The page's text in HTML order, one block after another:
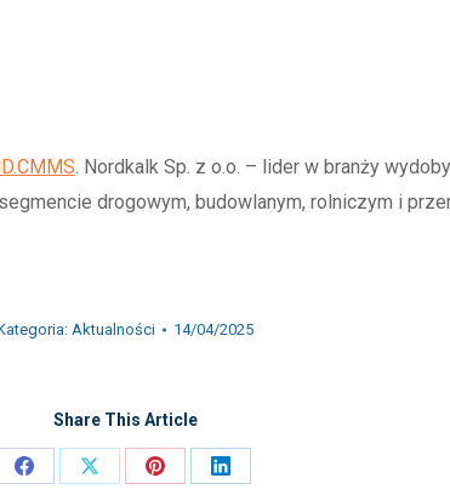
. Nordkalk Sp. z o.o. – lider w branży
drogowym, budowlanym, rolniczym i
Aktualności 14/04/2025
Share This Article
Share
Share
Share
Share